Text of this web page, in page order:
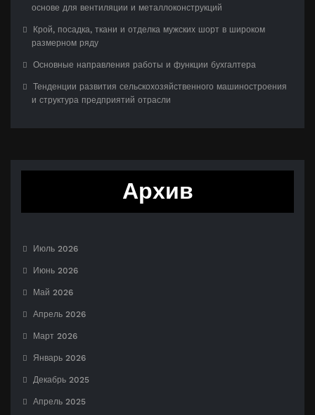
основе для вентиляции и металлоконструкций
Крой, посадка, ткани и отделка мужских шорт в широком
размерном ряду
Основные направления работы и функции бухгалтера
Тенденции развития сельскохозяйственного машиностроения
и структура предприятий отрасли
Архив
Июль 2026
Июнь 2026
Май 2026
Апрель 2026
Март 2026
Январь 2026
Декабрь 2025
Апрель 2025